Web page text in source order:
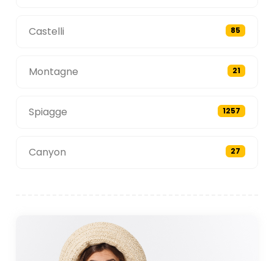
Castelli 85
Montagne 21
Spiagge 1257
Canyon 27